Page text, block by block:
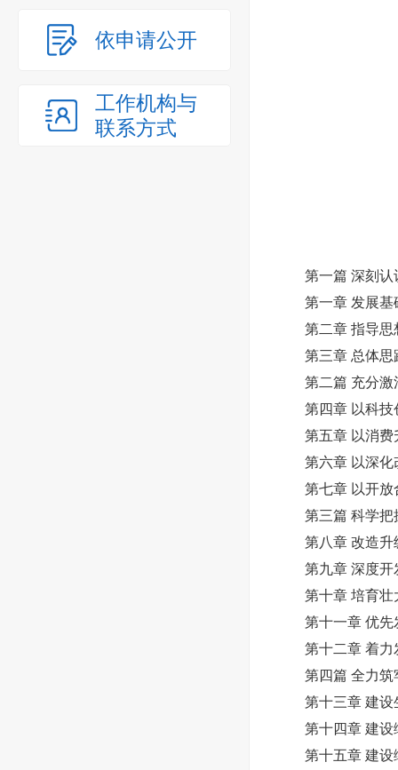
依申请公开
工作机构与
联系方式
第一篇 深刻认
第一章 发展基
第二章 指导思
第三章 总体思
第二篇 充分激
第四章 以科技
第五章 以消费
第六章 以深化
第七章 以开放
第三篇 科学把
第八章 改造升
第九章 深度开
第十章 培育壮
第十一章 优先
第十二章 着力
第四篇 全力筑
第十三章 建设
第十四章 建设
第十五章 建设